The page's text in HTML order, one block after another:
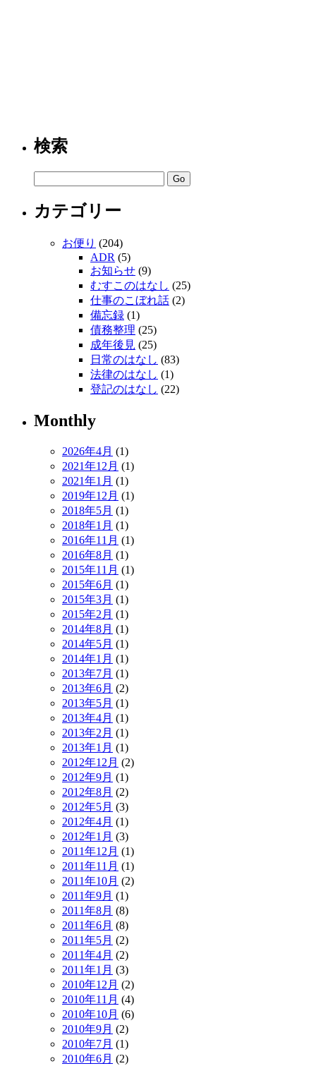
検索
カテゴリー
お便り (204)
ADR (5)
お知らせ (9)
むすこのはなし (25)
仕事のこぼれ話 (2)
備忘録 (1)
債務整理 (25)
成年後見 (25)
日常のはなし (83)
法律のはなし (1)
登記のはなし (22)
Monthly
2026年4月 (1)
2021年12月 (1)
2021年1月 (1)
2019年12月 (1)
2018年5月 (1)
2018年1月 (1)
2016年11月 (1)
2016年8月 (1)
2015年11月 (1)
2015年6月 (1)
2015年3月 (1)
2015年2月 (1)
2014年8月 (1)
2014年5月 (1)
2014年1月 (1)
2013年7月 (1)
2013年6月 (2)
2013年5月 (1)
2013年4月 (1)
2013年2月 (1)
2013年1月 (1)
2012年12月 (2)
2012年9月 (1)
2012年8月 (2)
2012年5月 (3)
2012年4月 (1)
2012年1月 (3)
2011年12月 (1)
2011年11月 (1)
2011年10月 (2)
2011年9月 (1)
2011年8月 (8)
2011年6月 (8)
2011年5月 (2)
2011年4月 (2)
2011年1月 (3)
2010年12月 (2)
2010年11月 (4)
2010年10月 (6)
2010年9月 (2)
2010年7月 (1)
2010年6月 (2)